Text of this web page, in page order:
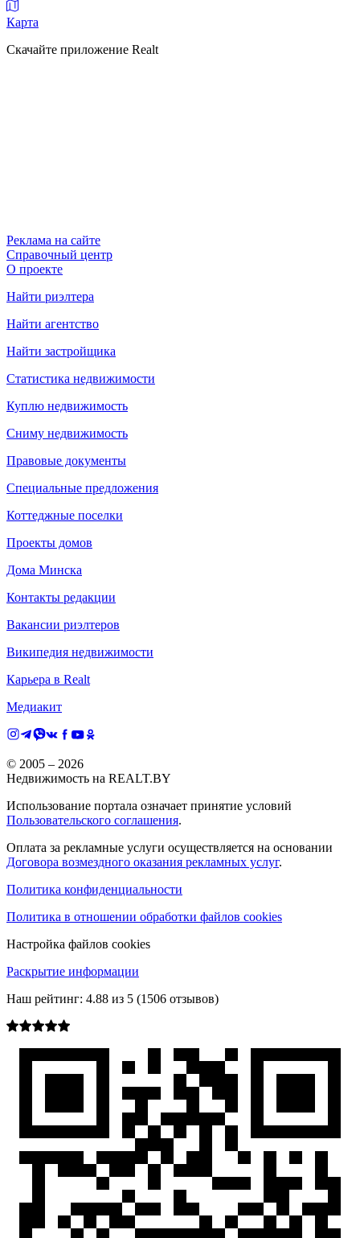
Карта
Скачайте приложение Realt
Реклама на сайте
Справочный центр
О проекте
Найти риэлтера
Найти агентство
Найти застройщика
Статистика недвижимости
Куплю недвижимость
Сниму недвижимость
Правовые документы
Специальные предложения
Коттеджные поселки
Проекты домов
Дома Минска
Контакты редакции
Вакансии риэлтеров
Википедия недвижимости
Карьера в Realt
Медиакит
© 2005 – 2026
Недвижимость на REALT.BY
Использование портала означает принятие условий
Пользовательского соглашения.
Оплата за рекламные услуги осуществляется на основании
Договора возмездного оказания рекламных услуг.
Политика конфиденциальности
Политика в отношении обработки файлов cookies
Настройка файлов cookies
Раскрытие информации
Наш рейтинг: 4.88 из 5 (1506 отзывов)